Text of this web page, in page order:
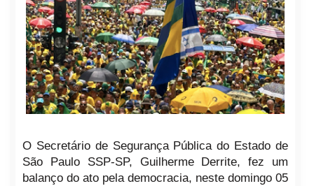
O Secretário de Segurança Pública do Estado de
São Paulo SSP-SP, Guilherme Derrite, fez um
balanço do ato pela democracia, neste domingo 05